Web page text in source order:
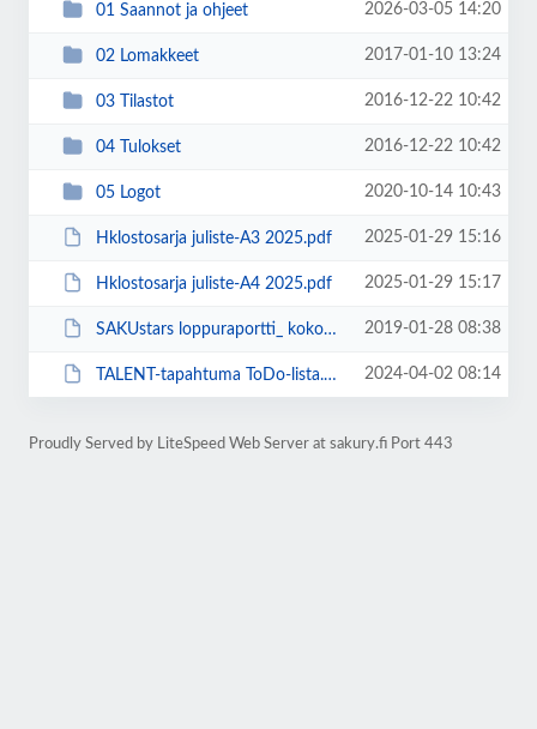
01 Saannot ja ohjeet 2026-03-05 14:20
02 Lomakkeet 2017-01-10 13:24
03 Tilastot 2016-12-22 10:42
04 Tulokset 2016-12-22 10:42
05 Logot 2020-10-14 10:43
Hklostosarja juliste-A3 2025.pdf 2025-01-29 15:16
Hklostosarja juliste-A4 2025.pdf 2025-01-29 15:17
SAKUstars loppuraportti_ kokonaan_yhdistetty_19062017.pdf 2019-01-28 08:38
TALENT-tapahtuma ToDo-lista.docx 2024-04-02 08:14
Proudly Served by LiteSpeed Web Server at sakury.fi Port 443